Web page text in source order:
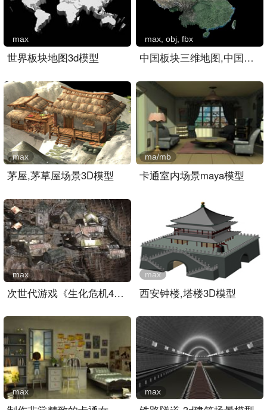
世界板块地图3d模型
max
中国板块三维地图,中国山脉..
max, obj, fbx
茅屋,茅草屋场景3D模型
max
卡通室内场景maya模型
ma/mb
次世代游戏《生化危机4》中..
max
西安钟楼,塔楼3D模型
max
max max